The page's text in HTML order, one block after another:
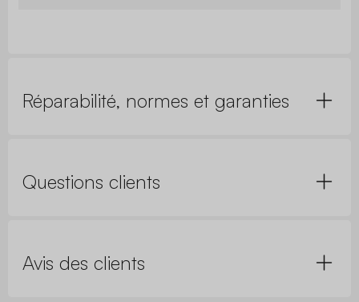
Réparabilité, normes et garanties
Questions clients
Avis des clients